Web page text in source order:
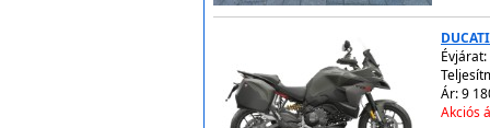
Évjárat:
Ár: 9
Akciós